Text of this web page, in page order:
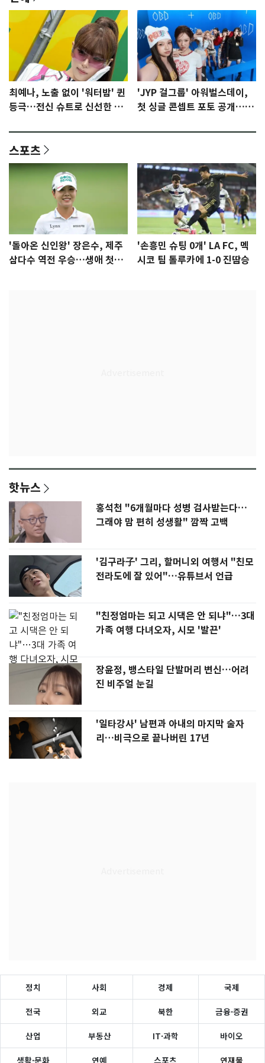
최예나, 노출 없이 '워터밤' 퀸
등극…전신 슈트로 신선한 충
'JYP 걸그룹' 아워벌스데이,
첫 싱글 콘셉트 포토 공개…청
스포츠
'돌아온 신인왕' 장은수, 제주
삼다수 역전 우승…생애 첫승
'손흥민 슈팅 0개' LA FC, 멕
시코 팀 톨루카에 1-0 진땀승
핫뉴스
홍석천 "6개월마다 성병 검사받는다…
그래야 맘 편히 성생활" 깜짝 고백
'김구라子' 그리, 할머니외 여행서 "친모
전라도에 잘 있어"…유튜브서 언급
"친정엄마는 되고 시댁은 안 되냐"…3대
가족 여행 다녀오자, 시모 '발끈'
장윤정, 뱅스타일 단발머리 변신…어려
진 비주얼 눈길
'일타강사' 남편과 아내의 마지막 술자
리…비극으로 끝나버린 17년
정치 사회 경제 국제
전국 외교 북한 금융·증권
산업 부동산 IT·과학 바이오
생활·문화 연예 스포츠 연재물